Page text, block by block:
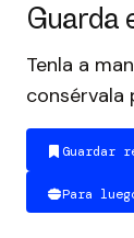
Guarda
Tenla a
consérvala
Guardar
Para